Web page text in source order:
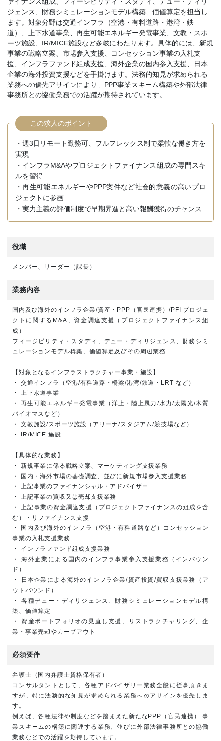
ジェンス、財務シミュレーションモデル構築、価値算定を担当し
ます。対象分野は交通インフラ（空港・有料道路・港湾・鉄
道）、上下水道事業、再生可能エネルギー発電事業、文教・スポ
ーツ施設、IR/MICE施設など多岐にわたります。具体的には、新規
事業の戦略立案、市場参入支援、コンセッション事業の入札支
援、インフラファンド組成支援、海外企業の国内参入支援、日本
企業の海外投資支援などを手掛けます。法務的知見が求められる
業務への優先アサインにより、PPP事業スキーム構築や外部法律
事務所との協働業務での活躍が期待されています。
この求人のポイント
・週3日リモート勤務可、フルフレックス制で柔軟な働き方を
実現
・インフラM&Aやプロジェクトファイナンス組成の専門スキ
ルを習得
・再生可能エネルギーやPPP案件など社会的意義の高いプロ
ジェクトに参画
・実力主義の評価制度で早期昇進と高い報酬獲得のチャンス
役職
メンバー、リーダー（課長）
業務内容
国内及び海外のインフラ企業/資産・PPP（官民連携）/PFI プロジェ
クトに関するM&A、資金調達支援（プロジェクトファイナンス組
成）
フィージビリティ・スタディ、デュー・ディリジェンス、財務シミ
ュレーションモデル構築、価値算定及びその周辺業務
【対象となるインフラストラクチャー事業・施設】
・ 交通インフラ（空港/有料道路・橋梁/港湾/鉄道・LRT など）
・ 上下水道事業
・ 再生可能エネルギー発電事業（洋上・陸上風力/水力/太陽光/木質
バイオマスなど）
・ 文教施設/スポーツ施設（アリーナ/スタジアム/競技場など）
・ IR/MICE 施設
【具体的な業務】
・ 新規事業に係る戦略立案、マーケティング支援業務
・ 国内・海外市場の基礎調査、並びに新規市場参入支援業務
・ 上記事業のファイナンシャル・アドバイザー
・ 上記事業の買収又は売却支援業務
・ 上記事業の資金調達支援（プロジェクトファイナンスの組成を含
む）・リファイナンス支援
・ 国内及び海外のインフラ（空港・有料道路など）コンセッション
事業の入札支援業務
・ インフラファンド組成支援業務
・ 海外企業による国内のインフラ事業参入支援業務（インバウン
ド）
・ 日本企業による海外のインフラ企業/資産投資/買収支援業務（ア
ウトバウンド）
・ 各種デュー・ディリジェンス、財務シミュレーションモデル構
築、価値算定
・ 資産ポートフォリオの見直し支援、リストラクチャリング、企
業・事業売却やカーブアウト
必須要件
弁護士（国内弁護士資格保有者）
コンサルタントとして、各種アドバイザリー業務全般に従事頂きま
すが、特に法務的な知見が求められる業務へのアサインを優先しま
す。
例えば、各種法律や制度などを踏まえた新たなPPP（官民連携） 事
業スキームの構築に関連する業務、並びに外部法律事務所との協働
業務などでの活躍を期待しています。